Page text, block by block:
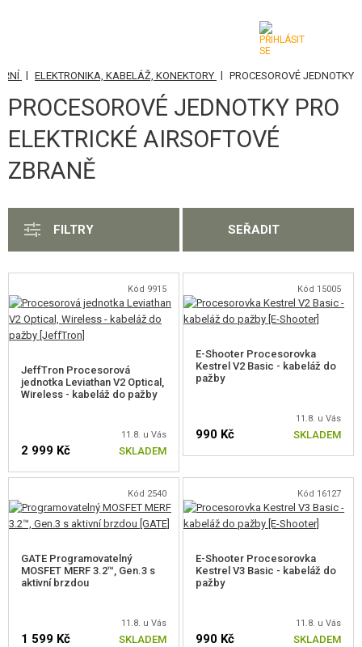
KATEGORIE
AIRSOFTOVÉ ZBRANĚ
KULIČKY, PLYN
ZÁSOBNÍKY, PLNIČKY
BRÝLE, MASKY
VÝSTROJ, UNIFORMY, POUZDRA
VYSÍLAČKY, HEADSETY, KAMERY
DOPLŇKY KE ZBRANÍM, POPRUHY
NÁHRADNÍ DÍLY, UPGRADE
MECHABOXY A VNITŘNÍ DÍLY
| ELEKTRONIKA, KABELÁŽ, KONEKTORY | PROCESOROVÉ JEDNOTKY
PROCESOROVÉ JEDNOTKY PRO
ELEKTRICKÉ AIRSOFTOVÉ
ZBRANĚ
FILTRY SEŘADIT
Kód 9915
JeffTron Procesorová
jednotka Leviathan V2 Optical,
Wireless - kabeláž do pažby
11.8. u Vás
2 999 Kč SKLADEM
Kód 15005
E-Shooter Procesorovka
Kestrel V2 Basic - kabeláž do
pažby
11.8. u Vás
990 Kč SKLADEM
Kód 2540
GATE Programovatelný
MOSFET MERF 3.2™, Gen.3 s
aktivní brzdou
11.8. u Vás
1 599 Kč SKLADEM
Kód 16127
E-Shooter Procesorovka
Kestrel V3 Basic - kabeláž do
pažby
11.8. u Vás
990 Kč SKLADEM